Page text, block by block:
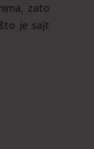
zato
je sajt